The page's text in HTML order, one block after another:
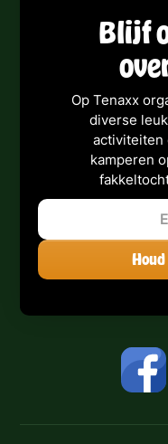
Blijf
Op Tenaxx
diverse
activiteiten
kamperen